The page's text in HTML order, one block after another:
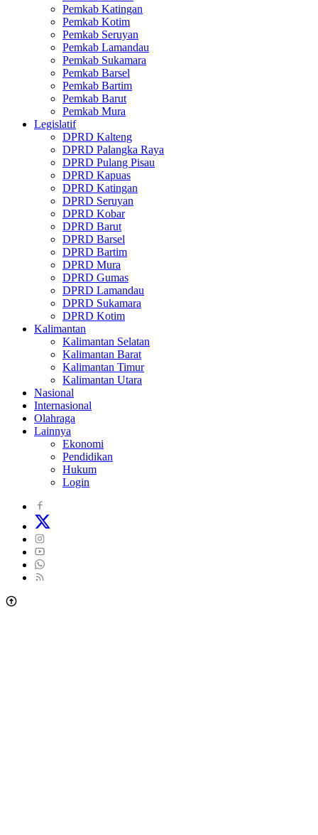
Pemkab Katingan
Pemkab Kotim
Pemkab Seruyan
Pemkab Lamandau
Pemkab Sukamara
Pemkab Barsel
Pemkab Bartim
Pemkab Barut
Pemkab Mura
Legislatif
DPRD Kalteng
DPRD Palangka Raya
DPRD Pulang Pisau
DPRD Kapuas
DPRD Katingan
DPRD Seruyan
DPRD Kobar
DPRD Barut
DPRD Barsel
DPRD Bartim
DPRD Mura
DPRD Gumas
DPRD Lamandau
DPRD Sukamara
DPRD Kotim
Kalimantan
Kalimantan Selatan
Kalimantan Barat
Kalimantan Timur
Kalimantan Utara
Nasional
Internasional
Olahraga
Lainnya
Ekonomi
Pendidikan
Hukum
Login